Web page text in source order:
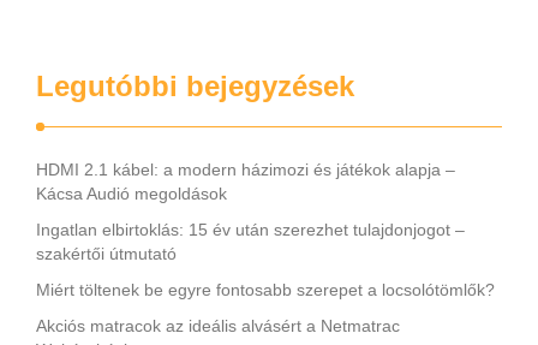
Legutóbbi bejegyzések
HDMI 2.1 kábel: a modern házimozi és játékok alapja –
Kácsa Audió megoldások
Ingatlan elbirtoklás: 15 év után szerezhet tulajdonjogot –
szakértői útmutató
Miért töltenek be egyre fontosabb szerepet a locsolótömlők?
Akciós matracok az ideális alvásért a Netmatrac